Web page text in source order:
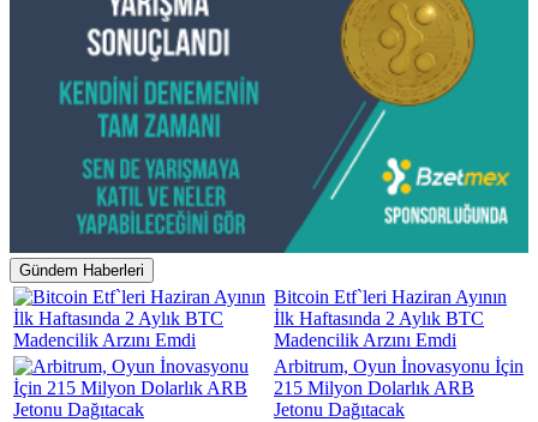
Gündem Haberleri
Bitcoin Etf`leri Haziran Ayının
İlk Haftasında 2 Aylık BTC
Madencilik Arzını Emdi
Arbitrum, Oyun İnovasyonu İçin
215 Milyon Dolarlık ARB
Jetonu Dağıtacak